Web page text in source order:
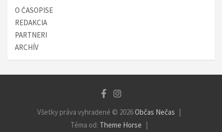
O ČASOPISE
REDAKCIA
PARTNERI
ARCHÍV
Všetky práva vyhradené © 2026Občas Nečas
Téma od: Theme Horse